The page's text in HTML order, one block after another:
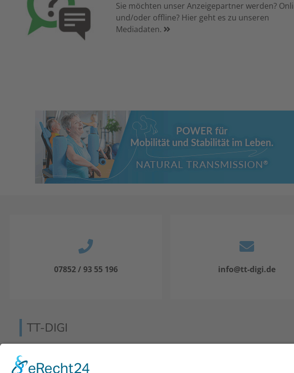
Sie möchten unser Anzeigepartner werden?
und/oder offline? Hier geht es zu unseren
Mediadaten.
07852 / 93 55 196 info@tt-digi.de
TT-DIGI
kürzester Zeit in der Branche etabliert.